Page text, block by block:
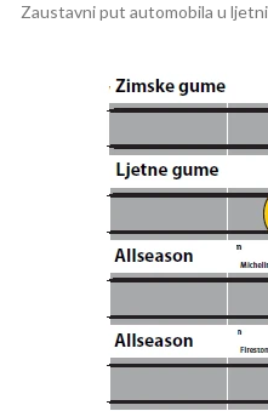
Zaustavni put automobila u